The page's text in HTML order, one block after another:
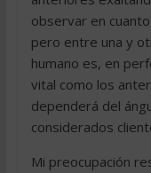
observar en
pero entre una y
humano es, en
vital como los
dependerá del
considerados
Mi preocupación